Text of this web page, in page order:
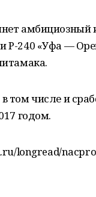
Р-240 «Уфа —
том числе и
годом.
longread/